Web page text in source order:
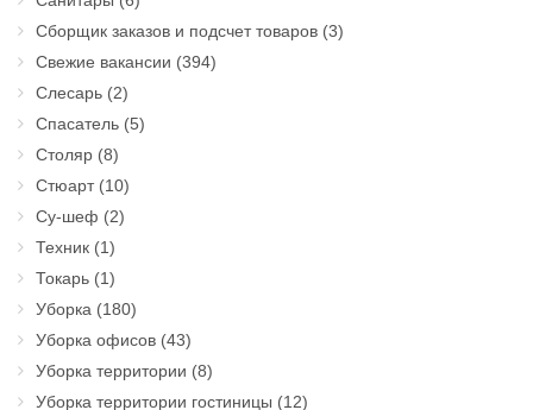
Сборщик заказов и подсчет товаров (3)
Свежие вакансии (394)
Слесарь (2)
Спасатель (5)
Столяр (8)
Стюарт(10)
Су-шеф (2)
Техник (1)
Токарь (1)
Уборка (180)
Уборка офисов (43)
Уборка территории (8)
Уборка территории гостиницы (12)